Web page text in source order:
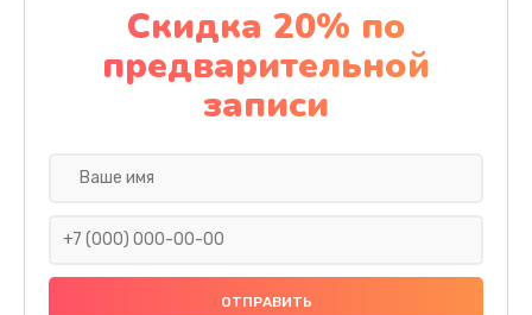
Чистка от пыли
1060 руб.
Заказать
Скидка 20% по
предварительной
записи